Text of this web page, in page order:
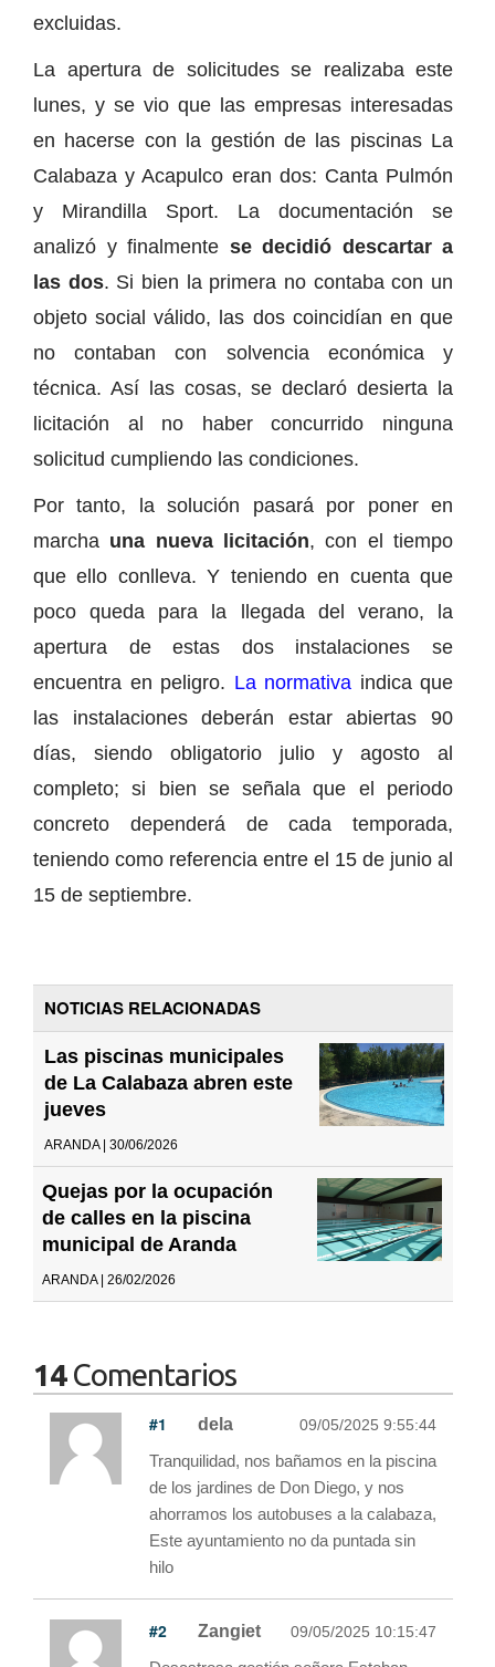
excluidas.
La apertura de solicitudes se realizaba este
lunes, y se vio que las empresas interesadas
en hacerse con la gestión de las piscinas La
Calabaza y Acapulco eran dos: Canta Pulmón
y Mirandilla Sport. La documentación se
analizó y finalmente se decidió descartar a
las dos. Si bien la primera no contaba con un
objeto social válido, las dos coincidían en que
no contaban con solvencia económica y
técnica. Así las cosas, se declaró desierta la
licitación al no haber concurrido ninguna
solicitud cumpliendo las condiciones.
Por tanto, la solución pasará por poner en
marcha una nueva licitación, con el tiempo
que ello conlleva. Y teniendo en cuenta que
poco queda para la llegada del verano, la
apertura de estas dos instalaciones se
encuentra en peligro. La normativa indica que
las instalaciones deberán estar abiertas 90
días, siendo obligatorio julio y agosto al
completo; si bien se señala que el periodo
concreto dependerá de cada temporada,
teniendo como referencia entre el 15 de junio al
15 de septiembre.
NOTICIAS RELACIONADAS
Las piscinas municipales
de La Calabaza abren este
jueves
ARANDA | 30/06/2026
Quejas por la ocupación
de calles en la piscina
municipal de Aranda
ARANDA | 26/02/2026
14Comentarios
#1 dela 09/05/2025 9:55:44
Tranquilidad, nos bañamos en la piscina
de los jardines de Don Diego, y nos
ahorramos los autobuses a la calabaza,
Este ayuntamiento no da puntada sin
hilo
#2 Zangiet 09/05/2025 10:15:47